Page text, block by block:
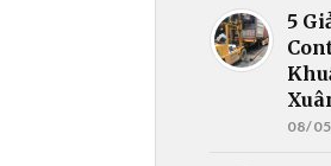
5
08/